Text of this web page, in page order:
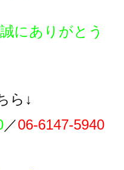
にありがとう
ら↓
／06-6147-5940